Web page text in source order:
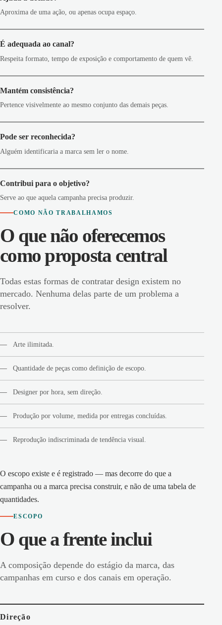
Aproxima de uma ação, ou apenas ocupa espaço.
É adequada ao canal?
Respeita formato, tempo de exposição e comportamento de quem vê.
Mantém consistência?
Pertence visivelmente ao mesmo conjunto das demais peças.
Pode ser reconhecida?
Alguém identificaria a marca sem ler o nome.
Contribui para o objetivo?
Serve ao que aquela campanha precisa produzir.
COMO NÃO TRABALHAMOS
O que não oferecemos
como proposta central
Todas estas formas de contratar design existem no
mercado. Nenhuma delas parte de um problema a
resolver.
Arte ilimitada.
Quantidade de peças como definição de escopo.
Designer por hora, sem direção.
Produção por volume, medida por entregas concluídas.
Reprodução indiscriminada de tendência visual.
O escopo existe e é registrado — mas decorre do que a
campanha ou a marca precisa construir, e não de uma tabela de
quantidades.
ESCOPO
O que a frente inclui
A composição depende do estágio da marca, das
campanhas em curso e dos canais em operação.
Direção